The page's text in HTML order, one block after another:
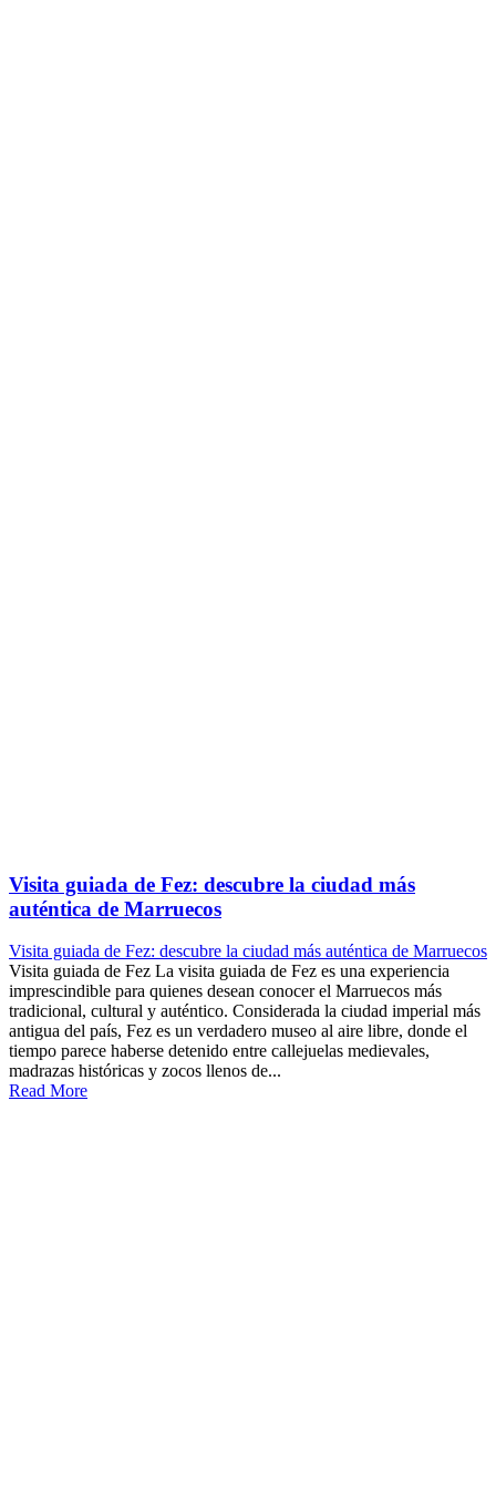
Visita guiada de Fez: descubre la ciudad más
auténtica de Marruecos
Visita guiada de Fez: descubre la ciudad más auténtica de Marruecos
Visita guiada de Fez La visita guiada de Fez es una experiencia
imprescindible para quienes desean conocer el Marruecos más
tradicional, cultural y auténtico. Considerada la ciudad imperial más
antigua del país, Fez es un verdadero museo al aire libre, donde el
tiempo parece haberse detenido entre callejuelas medievales,
madrazas históricas y zocos llenos de...
Read More